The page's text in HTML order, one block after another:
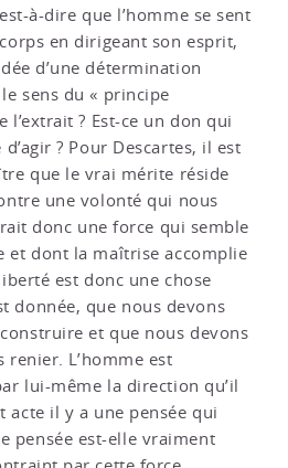
à-dire que l’homme se sent
en dirigeant son esprit,
d’une détermination
sens du « principe
l’extrait ? Est-ce un don qui
? Pour Descartes, il est
que le vrai mérite réside
une volonté qui nous
donc une force qui semble
et dont la maîtrise accomplie
est donc une chose
donnée, que nous devons
et que nous devons
renier. L’homme est
lui-même la direction qu’il
acte il y a une pensée qui
pensée est-elle vraiment